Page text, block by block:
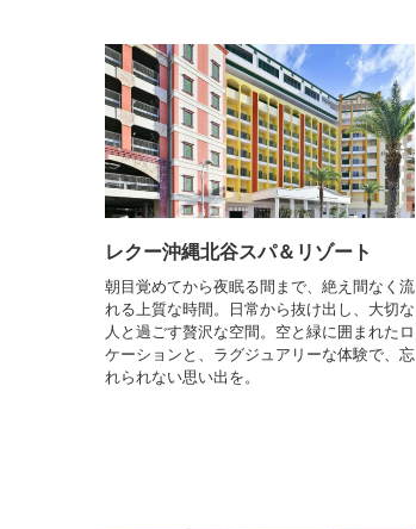
レクー沖縄北谷スパ＆リゾート
朝目覚めてから夜眠る間まで、絶え間なく流
れる上質な時間。日常から抜け出し、大切な
人と過ごす贅沢な空間。空と緑に囲まれたロ
ケーションと、ラグジュアリーな体験で、忘
れられない思い出を。